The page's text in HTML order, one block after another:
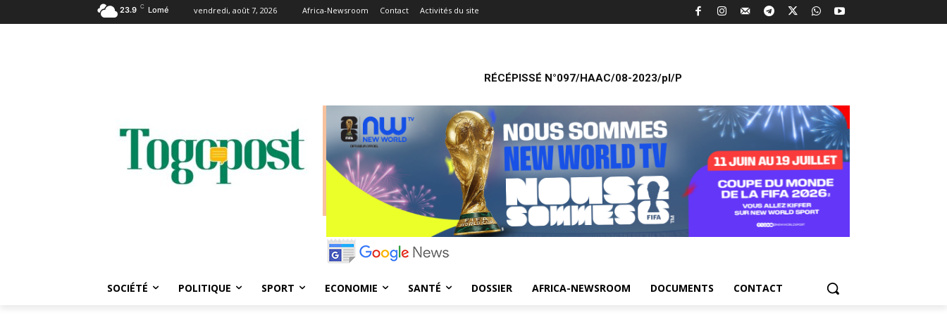
23.9 C Lomé vendredi, août 7, 2026 Africa-Newsroom Contact Activités du site
RÉCÉPISSÉ N°097/HAAC/08-2023/pl/P
SOCIÉTÉ POLITIQUE SPORT ECONOMIE SANTÉ DOSSIER AFRICA-NEWSROOM DOCUMENTS CONTACT